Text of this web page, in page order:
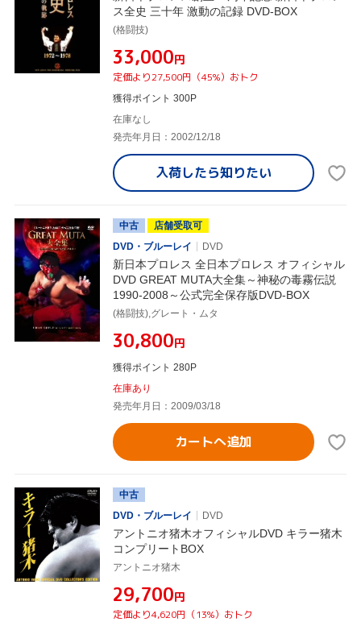
ス全史 三十年 激動の記録 DVD-BOX
(格闘技)
¥33,000円
定価より27,500円（45%）おトク
獲得ポイント 300P
在庫なし
発売年月日：2002/12/18
入荷したら知りたい
中古
店舗受取可
DVD・ブルーレイ
DVD
新日本プロレス 全日本プロレス オフィシャル
DVD GREAT MUTA大全集～神秘の毒霧伝説
1990-2008～公式完全保存版DVD-BOX
(格闘技),グレート・ムタ
¥30,800円
獲得ポイント 280P
在庫あり
発売年月日：2009/03/18
カートへ追加
中古
DVD・ブルーレイ
DVD
アントニオ猪木オフィシャルDVD キラー猪木
コンプリートBOX
アントニオ猪木
¥29,700円
定価より4,620円（13%）おトク